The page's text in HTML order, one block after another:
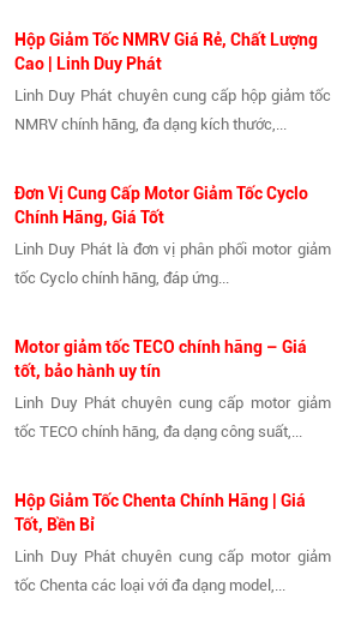
Hộp Giảm Tốc NMRV Giá Rẻ, Chất Lượng
Cao | Linh Duy Phát
Linh Duy Phát chuyên cung cấp hộp giảm tốc
NMRV chính hãng, đa dạng kích thước,...
Đơn Vị Cung Cấp Motor Giảm Tốc Cyclo
Chính Hãng, Giá Tốt
Linh Duy Phát là đơn vị phân phối motor giảm
tốc Cyclo chính hãng, đáp ứng...
Motor giảm tốc TECO chính hãng – Giá
tốt, bảo hành uy tín
Linh Duy Phát chuyên cung cấp motor giảm
tốc TECO chính hãng, đa dạng công suất,...
Hộp Giảm Tốc Chenta Chính Hãng | Giá
Tốt, Bền Bỉ
Linh Duy Phát chuyên cung cấp motor giảm
tốc Chenta các loại với đa dạng model,...